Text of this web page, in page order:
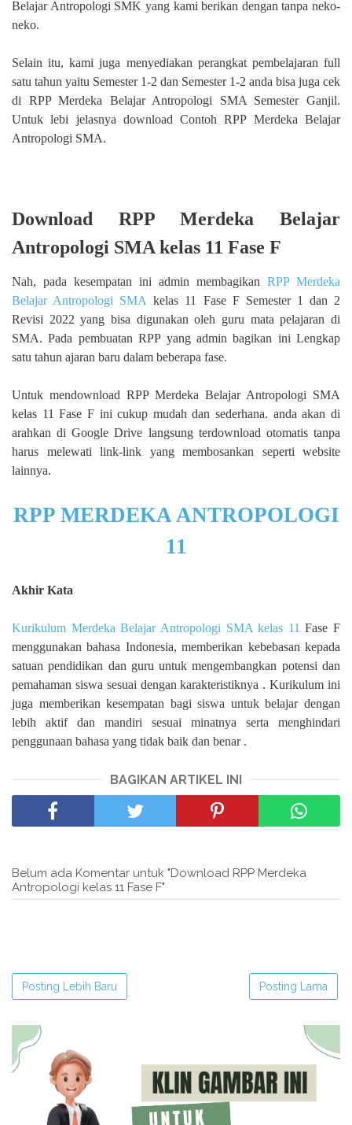
Belajar Antropologi SMK yang kami berikan dengan tanpa neko-
neko.
Selain itu, kami juga menyediakan perangkat pembelajaran full
satu tahun yaitu Semester 1-2 dan Semester 1-2 anda bisa juga cek
di RPP Merdeka Belajar Antropologi SMA Semester Ganjil.
Untuk lebi jelasnya download Contoh RPP Merdeka Belajar
Antropologi SMA.
Download RPP Merdeka Belajar
Antropologi SMA kelas 11 Fase F
Nah, pada kesempatan ini admin membagikan RPP Merdeka
Belajar Antropologi SMA kelas 11 Fase F Semester 1 dan 2
Revisi 2022 yang bisa digunakan oleh guru mata pelajaran di
SMA. Pada pembuatan RPP yang admin bagikan ini Lengkap
satu tahun ajaran baru dalam beberapa fase.
Untuk mendownload RPP Merdeka Belajar Antropologi SMA
kelas 11 Fase F ini cukup mudah dan sederhana. anda akan di
arahkan di Google Drive langsung terdownload otomatis tanpa
harus melewati link-link yang membosankan seperti website
lainnya.
RPP MERDEKA ANTROPOLOGI
11
Akhir Kata
Kurikulum Merdeka Belajar Antropologi SMA kelas 11 Fase F
menggunakan bahasa Indonesia, memberikan kebebasan kepada
satuan pendidikan dan guru untuk mengembangkan potensi dan
pemahaman siswa sesuai dengan karakteristiknya . Kurikulum ini
juga memberikan kesempatan bagi siswa untuk belajar dengan
lebih aktif dan mandiri sesuai minatnya serta menghindari
penggunaan bahasa yang tidak baik dan benar .
BAGIKAN ARTIKEL INI
Belum ada Komentar untuk "Download RPP Merdeka
Antropologi kelas 11 Fase F"
Posting Lebih Baru Posting Lama